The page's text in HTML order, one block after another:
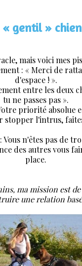
gentil »
mais voici mes
: « Merci de
d'espace ! ».
entre les deux
tu ne passes pas ».
priorité absolue
stopper l'intrus,
: Vous n'êtes pas de
des autres vous
place.
ma mission est
une relation